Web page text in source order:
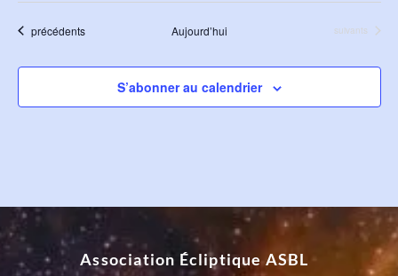
Évènements
précédents Aujourd’hui Évènements
suivants
S’abonner au calendrier
Association Écliptique ASBL